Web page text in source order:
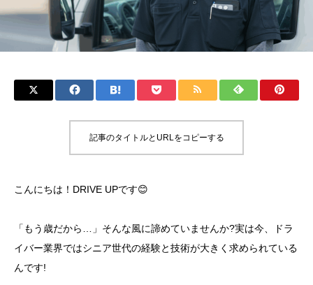
記事のタイトルとURLをコピーする
こんにちは！DRIVE UPです😊
「もう歳だから…」そんな風に諦めていませんか?実は今、ドラ
イバー業界ではシニア世代の経験と技術が大きく求められている
んです!